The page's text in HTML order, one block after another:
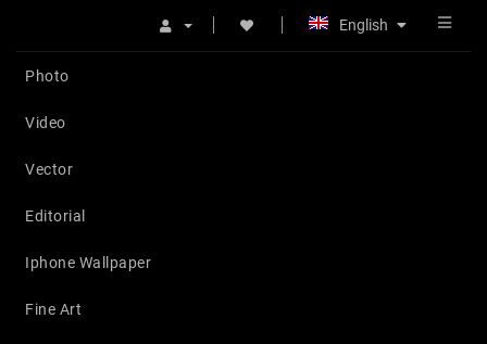
English
Photo
Video
Vector
Editorial
Iphone Wallpaper
Fine Art